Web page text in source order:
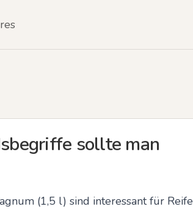
sollte man
(1,5 l) sind interessant für Reife